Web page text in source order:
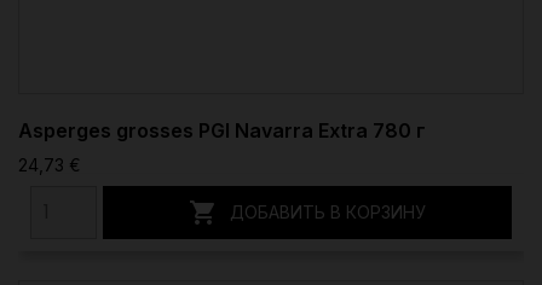
Asperges grosses PGI Navarra Extra 780 г
24,73 €
 ДОБАВИТЬ В КОРЗИНУ